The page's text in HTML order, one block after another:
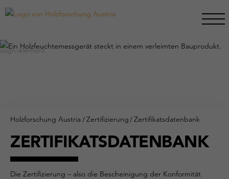
Holzforschung Austria /Zertifizierung/Zertifikatsdatenbank
ZERTIFIKATSDATENBANK
Die Zertifizierung – also die Bescheinigung der Konformität